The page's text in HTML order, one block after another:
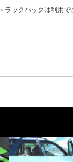
トラックバックは利用で